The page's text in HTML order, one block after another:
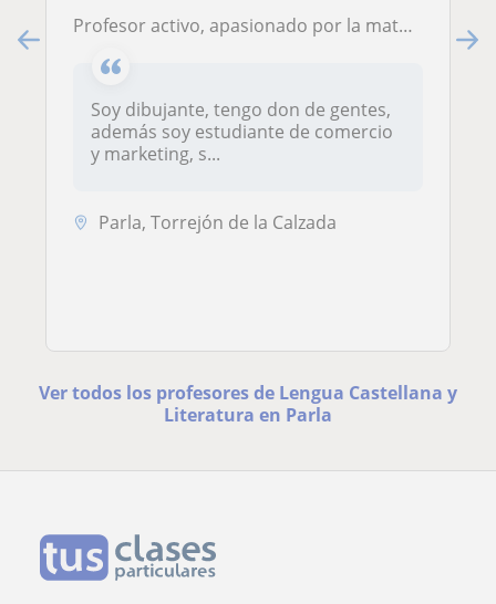
Profesor activo, apasionado por la materia y muchas ganas de que los alumnos aprendan. Daré clases a alumnos de primaria y secundaria
Soy dibujante, tengo don de gentes,
además soy estudiante de comercio
y marketing, s...
Parla, Torrejón de la Calzada
Ver todos los profesores de Lengua Castellana y
Literatura en Parla